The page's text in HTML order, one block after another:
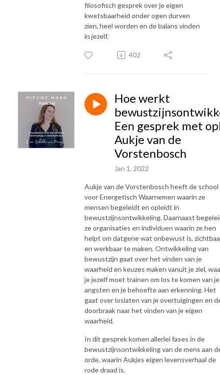
filosofisch gesprek over je eigen
kwetsbaarheid onder ogen durven
zien, heel worden en de balans vinden
in jezelf.
402
Hoe werkt
Een gesprek met
Aukje van de
Vorstenbosch
Jan 1, 2022
Aukje van de Vorstenbosch heeft de school
voor Energetisch Waarnemen waarin ze
mensen begeleidt en opleidt in
bewustzijnsontwikkeling. Daarnaast
ze organisaties en individuen waarin ze hen
helpt om datgene wat onbewust is,
en werkbaar te maken. Ontwikkeling van
bewustzijn gaat over het vinden van je
waarheid en keuzes maken vanuit je ziel,
je jezelf moet trainen om los te komen van je
angsten en je behoefte aan erkenning. Het
gaat over loslaten van je overtuigingen en
doorbraak naar het vinden van je eigen
waarheid.
In dit gesprek komen allerlei fases in de
bewustzijnsontwikkeling van de mens aan
orde, waarin Aukjes eigen levensverhaal de
rode draad is.